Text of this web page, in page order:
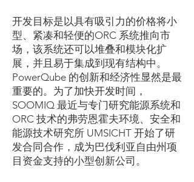
开发目标是以具有吸引力的价格将小
型、紧凑和轻便的ORC 系统推向市
场，该系统还可以堆叠和模块化扩
展，并且易于集成到现有结构中。
PowerQube 的创新和经济性显然是最
重要的。为了加快开发时间，
SOOMIQ 最近与专门研究能源系统和
ORC 技术的弗劳恩霍夫环境、安全和
能源技术研究所 UMSICHT 开始了研
发合同合作，成为巴伐利亚自由州项
目资金支持的小型创新公司。